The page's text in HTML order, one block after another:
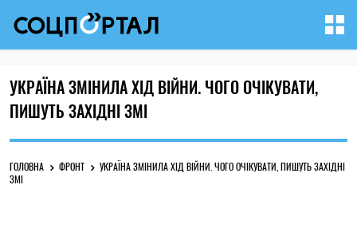
УКРАЇНА ЗМІНИЛА ХІД ВІЙНИ. ЧОГО ОЧІКУВАТИ,
ПИШУТЬ ЗАХІДНІ ЗМІ
ГОЛОВНА ФРОНТ
УКРАЇНА ЗМІНИЛА ХІД ВІЙНИ. ЧОГО ОЧІКУВАТИ, ПИШУТЬ ЗАХІДНІ
ЗМІ